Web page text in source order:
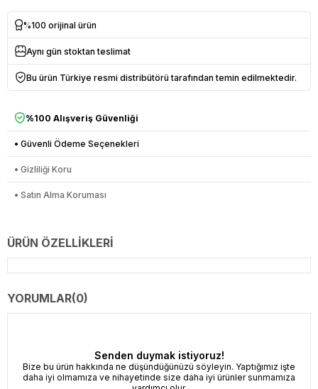
%100 orijinal ürün
Aynı gün stoktan teslimat
Bu ürün Türkiye resmi distribütörü tarafından temin edilmektedir.
%100 Alışveriş Güvenliği
• Güvenli Ödeme Seçenekleri
• Gizliliği Koru
• Satın Alma Koruması
ÜRÜN ÖZELLIKLERI
YORUMLAR(0)
Senden duymak istiyoruz!
Bize bu ürün hakkında ne düşündüğünüzü söyleyin. Yaptığımız işte
daha iyi olmamıza ve nihayetinde size daha iyi ürünler sunmamıza